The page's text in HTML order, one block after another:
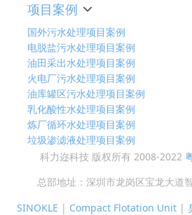
项目案例
国外污水处理项目案例
电脱盐污水处理项目案例
油田采出水处理项目案例
火电厂污水处理项目案例
油库罐区污水处理项目案例
乳化酸性水处理项目案例
炼厂循环水处理项目案例
垃圾渗滤液处理项目案例
科力迩科技 版权所有 2008-2022
总部地址：深圳市龙岗区宝龙大道
SINOKLE | Compact Flotation Unit |